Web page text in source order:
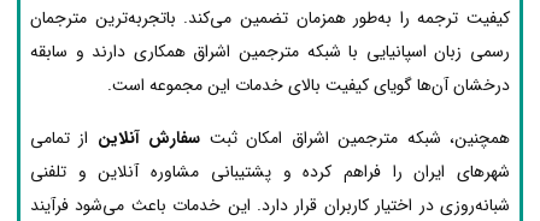
کیفیت ترجمه را به‌طور همزمان تضمین می‌کند. باتجربه‌ترین مترجمان
رسمی زبان اسپانیایی با شبکه مترجمین اشراق همکاری دارند و سابقه
درخشان آن‌ها گویای کیفیت بالای خدمات این مجموعه است.
همچنین، شبکه مترجمین اشراق امکان ثبت سفارش آنلاین از تمامی
شهرهای ایران را فراهم کرده و پشتیبانی مشاوره آنلاین و تلفنی
شبانه‌روزی در اختیار کاربران قرار دارد. این خدمات باعث می‌شود فرآیند